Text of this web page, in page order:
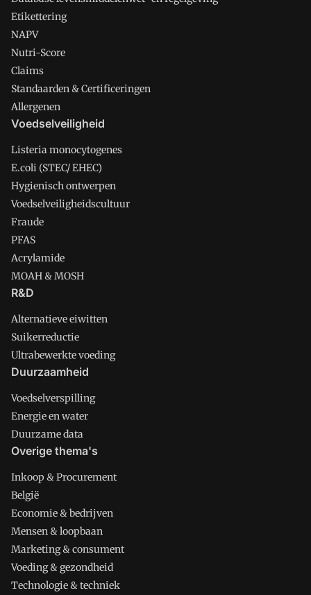
Etikettering
NAPV
Nutri-Score
Claims
Standaarden & Certificeringen
Allergenen
Voedselveiligheid
Listeria monocytogenes
E.coli (STEC/ EHEC)
Hygienisch ontwerpen
Voedselveiligheidscultuur
Fraude
PFAS
Acrylamide
MOAH & MOSH
R&D
Alternatieve eiwitten
Suikerreductie
Ultrabewerkte voeding
Duurzaamheid
Voedselverspilling
Energie en water
Duurzame data
Overige thema's
Inkoop & Procurement
België
Economie & bedrijven
Mensen & loopbaan
Marketing & consument
Voeding & gezondheid
Technologie & techniek